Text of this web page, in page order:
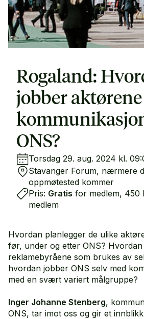
Rogaland:
jobber
ONS?
Torsdag 29. aug. 2024 kl.
Stavanger Forum, nærmere
oppmøtested kommer
Pris: Gratis for medlem, 450
medlem
Hvordan planlegger de ulike
før, under og etter ONS?
reklamebyråene som brukes av
hvordan jobber ONS selv med
med en svært variert målgruppe?
Inger Johanne Stenberg,
ONS, tar imot oss og gir et